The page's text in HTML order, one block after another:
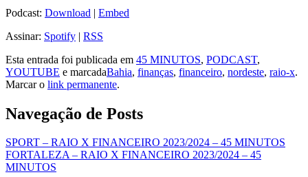
Podcast: Download | Embed
Assinar: Spotify | RSS
Esta entrada foi publicada em 45 MINUTOS, PODCAST,
YOUTUBE e marcadaBahia, finanças, financeiro, nordeste, raio-x.
Marcar o link permanente.
Navegação de Posts
SPORT – RAIO X FINANCEIRO 2023/2024 – 45 MINUTOS
FORTALEZA – RAIO X FINANCEIRO 2023/2024 – 45
MINUTOS